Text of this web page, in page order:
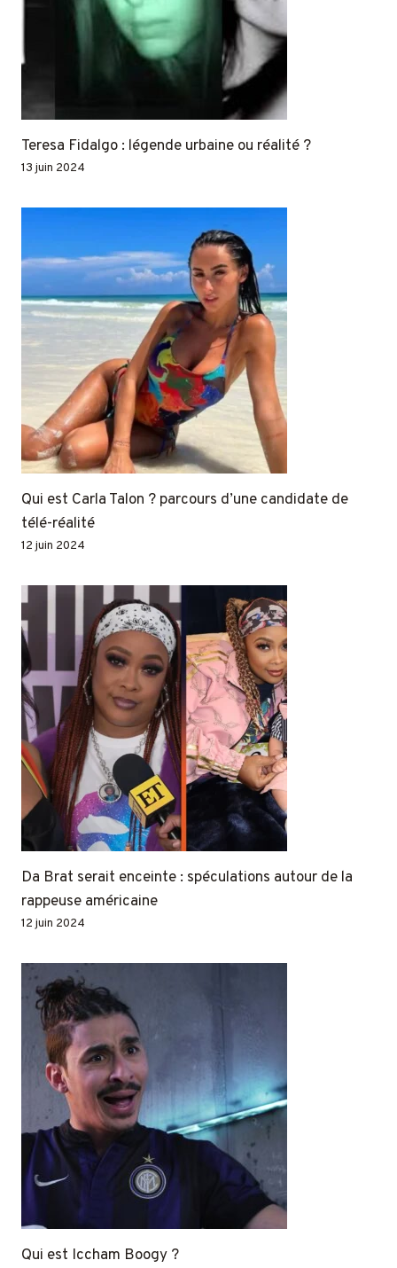
Teresa Fidalgo : légende urbaine ou réalité ?
13 juin 2024
Qui est Carla Talon ? parcours d’une candidate de
télé-réalité
12 juin 2024
Da Brat serait enceinte : spéculations autour de la
rappeuse américaine
12 juin 2024
Qui est Iccham Boogy ?